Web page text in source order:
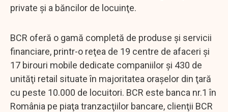
private şi a băncilor de locuinţe.
BCR oferă o gamă completă de produse şi servicii
financiare, printr-o reţea de 19 centre de afaceri şi
17 birouri mobile dedicate companiilor şi 430 de
unităţi retail situate în majoritatea oraşelor din ţară
cu peste 10.000 de locuitori. BCR este banca nr.1 în
România pe piaţa tranzacţiilor bancare, clienţii BCR